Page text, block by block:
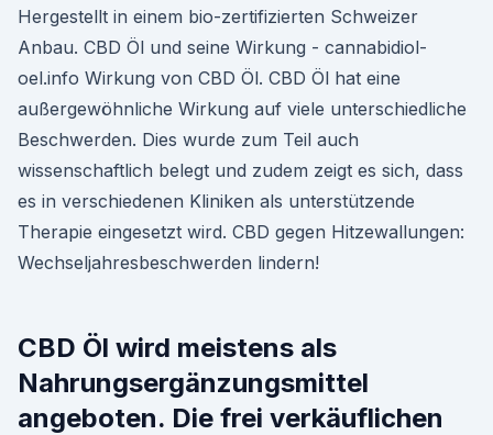
Hergestellt in einem bio-zertifizierten Schweizer
Anbau. CBD Öl und seine Wirkung - cannabidiol-
oel.info Wirkung von CBD Öl. CBD Öl hat eine
außergewöhnliche Wirkung auf viele unterschiedliche
Beschwerden. Dies wurde zum Teil auch
wissenschaftlich belegt und zudem zeigt es sich, dass
es in verschiedenen Kliniken als unterstützende
Therapie eingesetzt wird. CBD gegen Hitzewallungen:
Wechseljahresbeschwerden lindern!
CBD Öl wird meistens als
Nahrungsergänzungsmittel
angeboten. Die frei verkäuflichen